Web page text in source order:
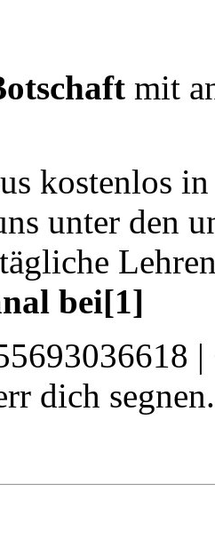
mit
kostenlos
unter den
bei[1]
dich segnen.